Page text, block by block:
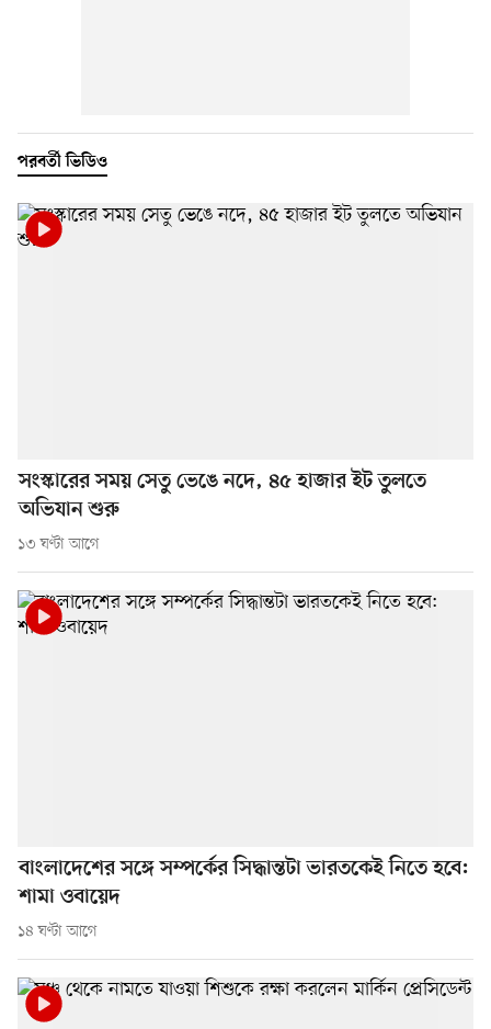
পরবর্তী ভিডিও
সংস্কারের সময় সেতু ভেঙে নদে, ৪৫ হাজার ইট তুলতে
অভিযান শুরু
১৩ ঘণ্টা আগে
বাংলাদেশের সঙ্গে সম্পর্কের সিদ্ধান্তটা ভারতকেই নিতে হবে:
শামা ওবায়েদ
১৪ ঘণ্টা আগে